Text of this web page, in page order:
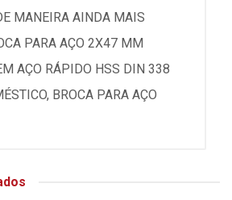
MANEIRA AINDA MAIS
PARA AÇO 2X47 MM
AÇO RÁPIDO HSS DIN 338
BROCA PARA AÇO